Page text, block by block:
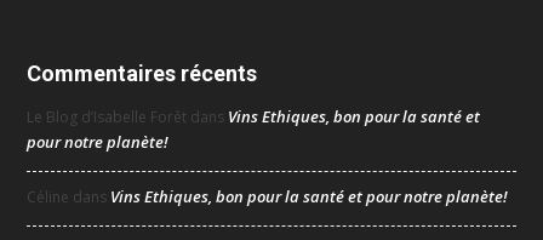
Commentaires récents
Le Blog d’Isabelle Forêt dans Vins Ethiques, bon pour la santé et
pour notre planète!
Céline dans Vins Ethiques, bon pour la santé et pour notre planète!